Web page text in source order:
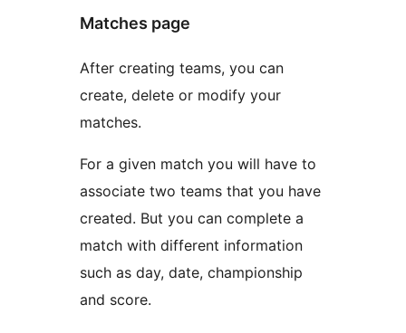
Matches page
After creating teams, you can
create, delete or modify your
matches.
For a given match you will have to
associate two teams that you have
created. But you can complete a
match with different information
such as day, date, championship
and score.